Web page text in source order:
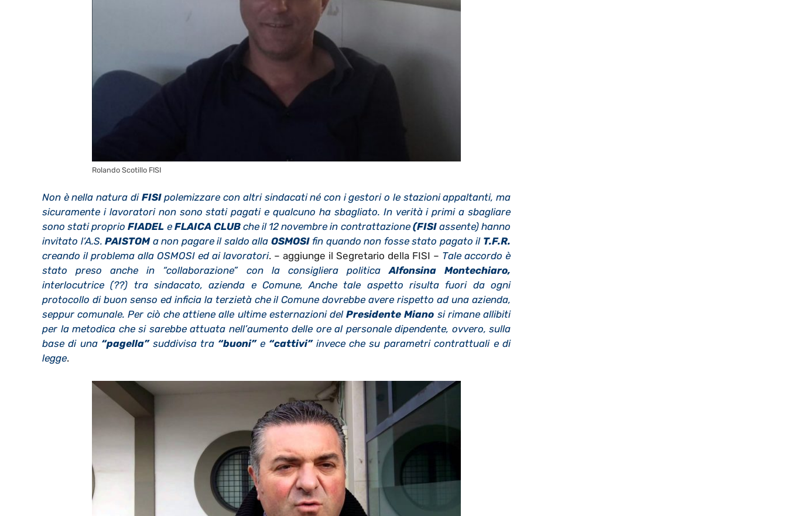
Rolando Scotillo FISI
Non è nella natura di FISIpolemizzare con altri sindacati né con i gestori o le stazioni appaltanti, ma
sicuramente i lavoratori non sono stati pagati e qualcuno ha sbagliato. In verità i primi a sbagliare
sono stati proprioFIADEL e FLAICA CLUBche il 12 novembre in contrattazione (FISIassente) hanno
invitato l’A.S.PAISTOMa non pagare il saldo alla OSMOSIfin quando non fosse stato pagato il T.F.R.
creando il problema alla OSMOSI ed ai lavoratori. – aggiunge il Segretario della FISI – Tale accordo è
stato preso anche in “collaborazione” con la consigliera politicaAlfonsina Montechiaro,
interlocutrice (??) tra sindacato, azienda e Comune, Anche tale aspetto risulta fuori da ogni
protocollo di buon senso ed inficia la terzietà che il Comune dovrebbe avere rispetto ad una azienda,
seppur comunale. Per ciò che attiene alle ultime esternazioni delPresidente Miano si rimane allibiti
per la metodica che si sarebbe attuata nell’aumento delle ore al personale dipendente, ovvero, sulla
base di una “pagella”suddivisa tra “buoni”e “cattivi”invece che su parametri contrattuali e di
legge.